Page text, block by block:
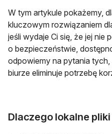
W tym artykule pokażemy,
kluczowym rozwiązaniem
jeśli wydaje Ci się, że jej nie
o bezpieczeństwie,
odpowiemy na pytania
biurze eliminuje potrzebę
Dlaczego lokalne